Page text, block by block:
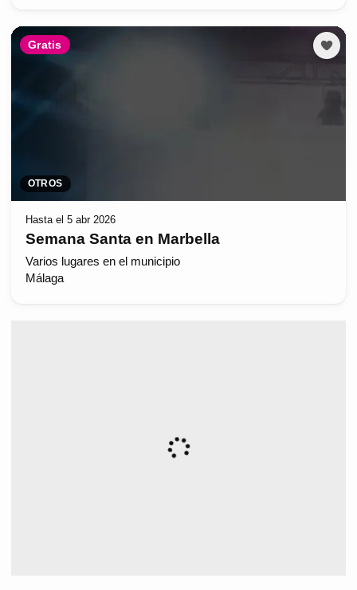
Gratis
OTROS
Hasta el 5 abr 2026
Semana Santa en Marbella
Varios lugares en el municipio
Málaga